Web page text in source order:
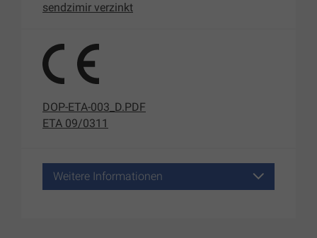
sendzimir verzinkt
DOP-ETA-003_D.PDF
ETA 09/0311
Weitere Informationen